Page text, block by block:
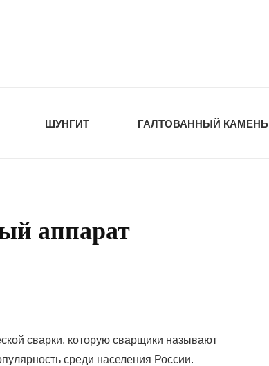
ШУНГИТ ГАЛТОВАННЫЙ КАМЕНЬ
аппарат
сварки, которую сварщики называют
среди населения России.